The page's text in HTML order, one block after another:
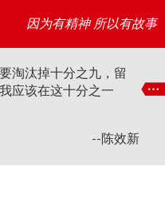
因为有精神 所以有故事
汰掉十分之九，留
应该在这十分之一
--陈效新